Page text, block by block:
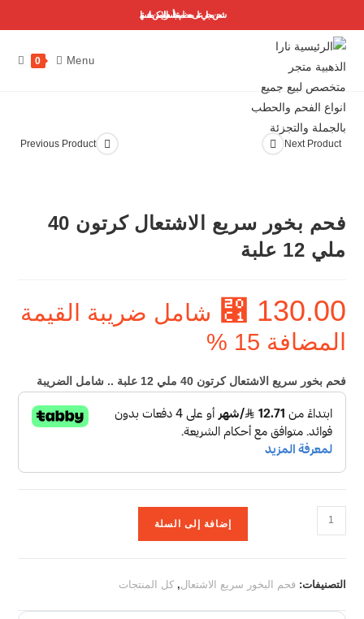
شحن مجاني على معظم منتجاتنا ..أسعارنا لا يمكن منافستها
0 Menu
Previous Product Next Product
فحم بخور سريع الاشتعال كرتون 40
ملي 12 علبة
⃁ 130.00
شامل ضريبة القيمة
المضافة 15 %
فحم بخور سريع الاشتعال كرتون 40 ملي 12 علبة .. شامل الضريبة
إضافة إلى السلة
التصنيفات: فحم البخور سريع الاشتعال,كل المنتجات